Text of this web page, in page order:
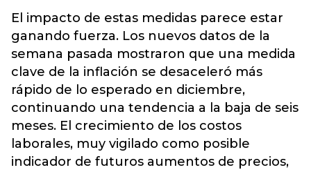
El impacto de estas medidas parece estar
ganando fuerza. Los nuevos datos de la
semana pasada mostraron que una medida
clave de la inflación se desaceleró más
rápido de lo esperado en diciembre,
continuando una tendencia a la baja de seis
meses. El crecimiento de los costos
laborales, muy vigilado como posible
indicador de futuros aumentos de precios,